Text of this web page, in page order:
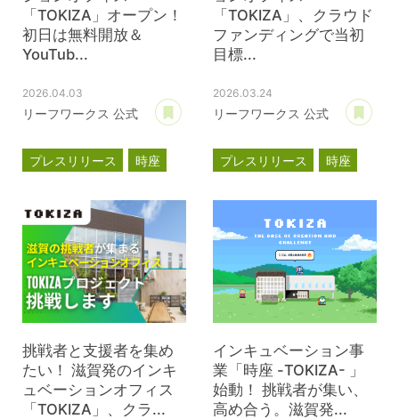
「TOKIZA」オープン！
初日は無料開放＆
YouTub...
2026.04.03
リーフワークス 公式
あとで読む
プレスリリース
時座
インキュベーション
「TOKIZA」、クラウド
ファンディングで当初
目標...
2026.03.24
リーフワークス 公式
プレスリリース
時座
インキュベーション
クラウドファンディング
挑戦者と支援者を集め
たい！ 滋賀発のインキ
ュベーションオフィス
「TOKIZA」、クラ...
インキュベーション事
業「時座 -TOKIZA- 」
始動！ 挑戦者が集い、
高め合う。滋賀発...